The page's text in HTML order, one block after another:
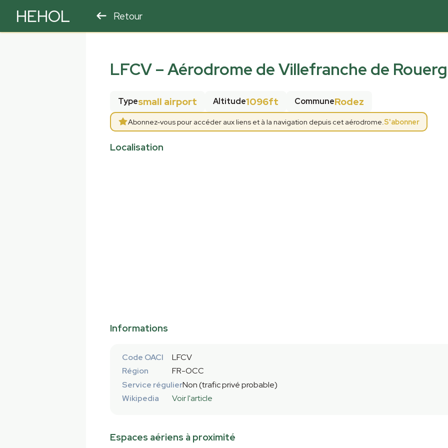
HEHOL Retour
LFCV–Aérodrome de Villefranche de
Typesmall airport Altitude1096ft CommuneRodez
Abonnez-vous pour accéder aux liens et à la navigation depuis cet aérodrome.S'abonner
Localisation
Informations
Code OACI
LFCV
Région
FR-OCC
Service régulierNon (trafic privé probable)
Wikipedia
Voir l'article
Espaces aériens à proximité